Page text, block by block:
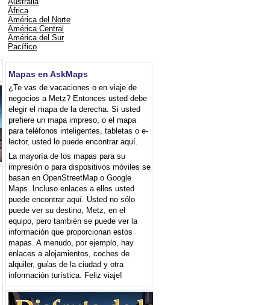
África
América del Norte
América Central
América del Sur
Pacífico
Mapas en AskMaps
¿Te vas de vacaciones o en viaje de
negocios a Metz? Entonces usted debe
elegir el mapa de la derecha. Si usted
prefiere un mapa impreso, o el mapa
para teléfonos inteligentes, tabletas o e-
lector, usted lo puede encontrar aquí.
La mayoría de los mapas para su
impresión o para dispositivos móviles se
basan en OpenStreetMap o Google
Maps. Incluso enlaces a ellos usted
puede encontrar aquí. Usted no sólo
puede ver su destino, Metz, en el
equipo, pero también se puede ver la
información que proporcionan estos
mapas. A menudo, por ejemplo, hay
enlaces a alojamientos, coches de
alquiler, guías de la ciudad y otra
información turística. Feliz viaje!